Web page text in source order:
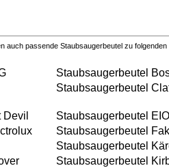
auch passende Staubsaugerbeutel zu folgenden
Staubsaugerbeutel
Staubsaugerbeutel
Staubsaugerbeutel
Staubsaugerbeutel
Staubsaugerbeutel
Staubsaugerbeutel